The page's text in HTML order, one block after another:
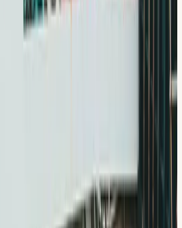
i Hallunda-Norsborg,
i söder och Mälaren i norr. Just
ovanligt användbart i
ger verklig lutning: backstart,
och möten i backe blir naturliga inslag i
övningar. Vi lägger gärna tidiga
lutningen tvingar fram en ordentlig